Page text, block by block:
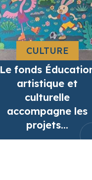
CULTURE
Le fonds
artistique et
culturelle
accompagne les
projets...